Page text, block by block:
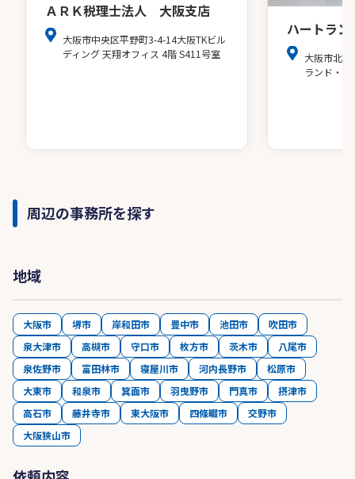
ＡＲＫ税理士法人 大阪支店
大阪市中央区平野町3-4-14大阪TKビル
ディング 天翔オフィス 4階 S411号室
ハートラ
大阪市北
ランド・
周辺の事務所を探す
地域
大阪市 堺市 岸和田市 豊中市 池田市
吹田市
泉大津市
高槻市 守口市 枚方市 茨木市
八尾市
泉佐野市
富田林市 寝屋川市 河内長野市
松原市
大東市
和泉市 箕面市 羽曳野市 門真市
摂津市
高石市
藤井寺市 東大阪市 四條畷市
交野市
大阪狭山市